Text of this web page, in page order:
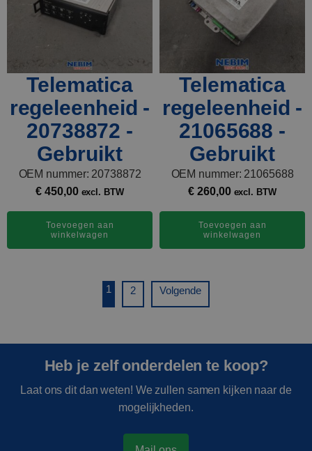
Telematica
regeleenheid -
20738872 -
Gebruikt
OEM nummer: 20738872
€ 450,00 excl. BTW
Toevoegen aan
winkelwagen
Telematica
regeleenheid -
21065688 -
Gebruikt
OEM nummer: 21065688
€ 260,00 excl. BTW
Toevoegen aan
winkelwagen
1 2 Volgende
Heb je zelf onderdelen te koop?
Laat ons dit dan weten! We zullen samen kijken naar de
mogelijkheden.